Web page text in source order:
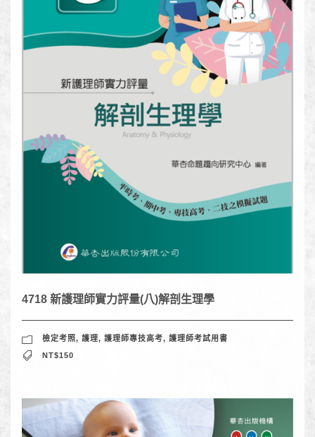
4718 新護理師實力評量(八)解剖生理學
檢定考照, 護理, 護理師專技高考, 護理師考試用書
NT$150